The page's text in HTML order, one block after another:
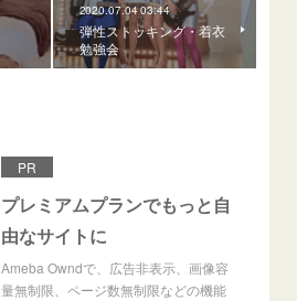
2020.07.04 03:44
弾性ストッキング・着衣
勉強会
PR
プレミアムプランでもっと自
由なサイトに
Ameba Owndで、広告非表示、画像容
量無制限、ページ数無制限などの機能